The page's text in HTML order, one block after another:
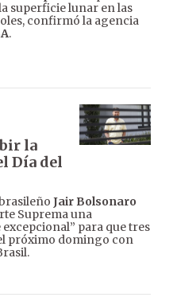
superficie lunar en las
confirmó la agencia
.
la
Día del
Jair Bolsonaro
Suprema una
para que tres
próximo domingo con